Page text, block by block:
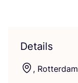
Details
, Rot­ter­dam